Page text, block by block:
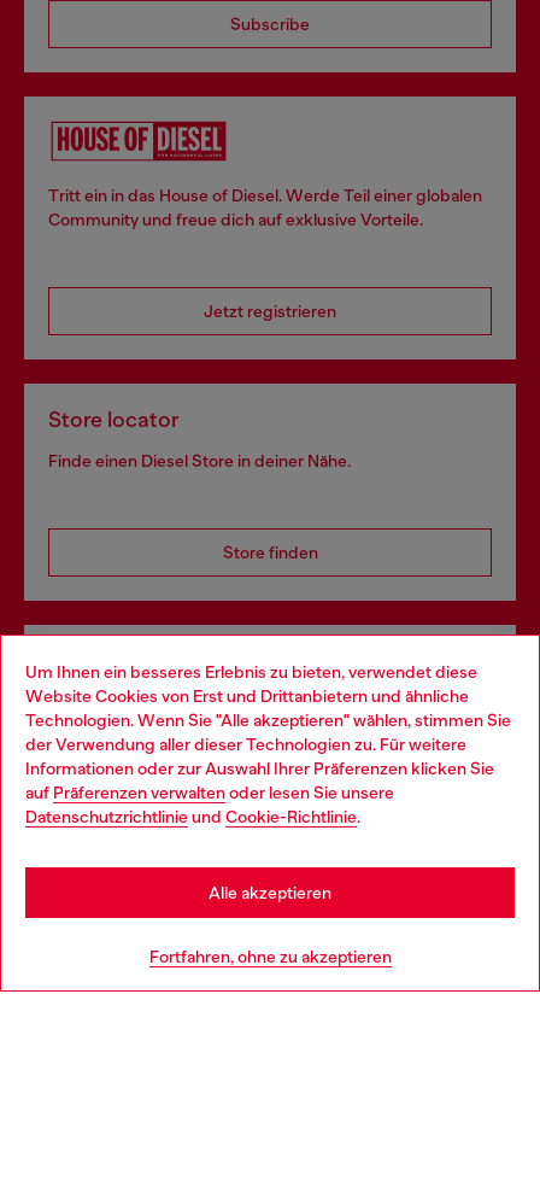
Um Ihnen ein besseres Erlebnis zu bieten, verwendet diese
Website Cookies von Erst und Drittanbietern und ähnliche
Technologien. Wenn Sie "Alle akzeptieren" wählen, stimmen Sie
der Verwendung aller dieser Technologien zu. Für weitere
Informationen oder zur Auswahl Ihrer Präferenzen klicken Sie
auf Präferenzen verwaltenoder lesen Sie unsere
Datenschutzrichtlinieund Cookie-Richtlinie.
Fortfahren, ohne zu akzeptieren
Alle akzeptieren
Subscribe
Tritt ein in das House of Diesel. Werde Teil einer globalen
Community und freue dich auf exklusive Vorteile.
Jetzt registrieren
Store locator
Finde einen Diesel Store in deiner Nähe.
Store finden
Omnichannel-Services
Entdecke unser gesamtes Service-Angebot, online und
im Store.
Mehr erfahren
Choose your location
You are currently browsing Österreich website, but it seems you
may be based in United States